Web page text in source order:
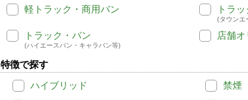
軽トラック・商用バン
トラ
(タウンエ
トラック・バン
(ハイエースバン・キャラバン等)
店舗
特徴で探す
ハイブリッド
禁煙